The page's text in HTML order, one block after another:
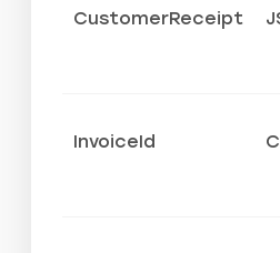
CustomerReceipt
InvoiceId